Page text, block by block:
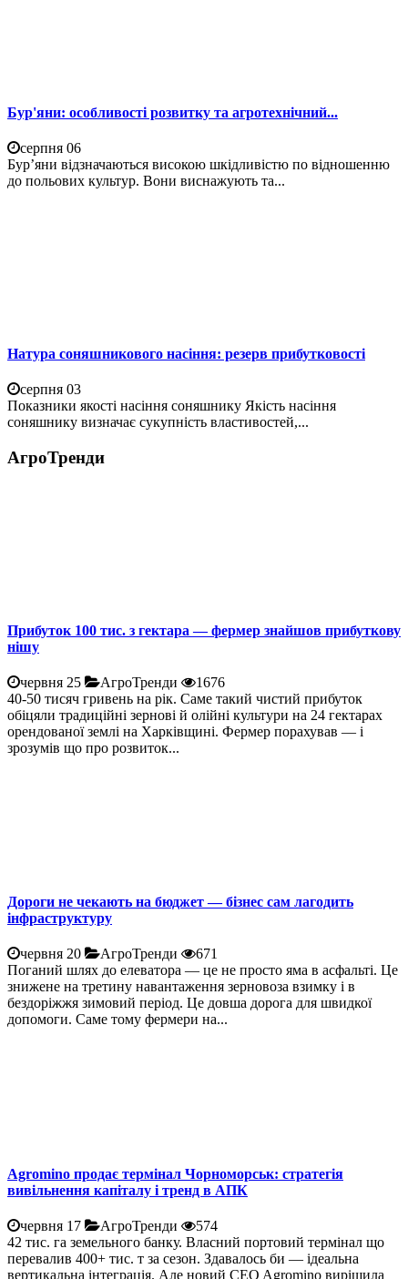
Бур'яни: особливості розвитку та агротехнічний...
серпня 06
Бур’яни відзначаються високою шкідливістю по відношенню
до польових культур. Вони виснажують та...
Натура соняшникового насіння: резерв прибутковості
серпня 03
Показники якості насіння соняшнику Якість насіння
соняшнику визначає сукупність властивостей,...
АгроТренди
Прибуток 100 тис. з гектара — фермер знайшов прибуткову
нішу
червня 25 АгроТренди
1676
40-50 тисяч гривень на рік. Саме такий чистий прибуток
обіцяли традиційні зернові й олійні культури на 24 гектарах
орендованої землі на Харківщині. Фермер порахував — і
зрозумів що про розвиток...
Дороги не чекають на бюджет — бізнес сам лагодить
інфраструктуру
червня 20 АгроТренди
671
Поганий шлях до елеватора — це не просто яма в асфальті. Це
знижене на третину навантаження зерновоза взимку і в
бездоріжжя зимовий період. Це довша дорога для швидкої
допомоги. Саме тому фермери на...
Agromino продає термінал Чорноморськ: стратегія
вивільнення капіталу і тренд в АПК
червня 17 АгроТренди
574
42 тис. га земельного банку. Власний портовий термінал що
перевалив 400+ тис. т за сезон. Здавалось би — ідеальна
вертикальна інтеграція. Але новий CEO Agromino вирішила